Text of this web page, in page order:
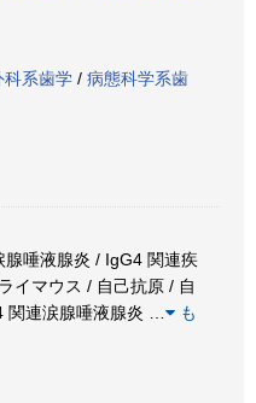
科系歯学 / 病態科学系歯
唾液腺炎 / IgG4 関連疾
イマウス / 自己抗原 / 自
関連涙腺唾液腺炎
も